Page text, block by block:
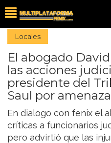
Locales
El abogado
las acciones
presidente del
Saul por
En dialogo con fenix el
críticas a funcionarios
pero advirtió que las